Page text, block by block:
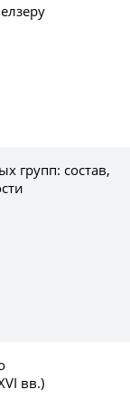
групп: состав,
вв.)